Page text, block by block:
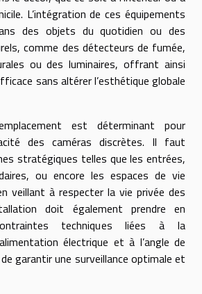
L’intégration de ces équipements
des objets du quotidien ou des
comme des détecteurs de fumée,
ou des luminaires, offrant ainsi
sans altérer l’esthétique globale
est déterminant pour
des caméras discrètes. Il faut
stratégiques telles que les entrées,
ou encore les espaces de vie
veillant à respecter la vie privée des
doit également prendre en
techniques liées à la
électrique et à l’angle de
garantir une surveillance optimale et